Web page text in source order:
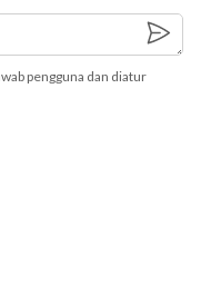
pengguna dan diatur